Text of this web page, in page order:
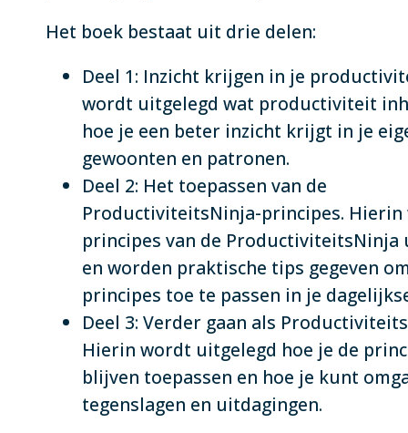
Het boek bestaat uit drie delen:
Deel 1: Inzicht krijgen in je
wordt uitgelegd wat productiviteit
hoe je een beter inzicht krijgt in je
gewoonten en patronen.
Deel 2: Het toepassen van de
ProductiviteitsNinja-principes. Hierin
principes van de ProductiviteitsNinja
en worden praktische tips gegeven
principes toe te passen in je
Deel 3: Verder gaan als
Hierin wordt uitgelegd hoe je de
blijven toepassen en hoe je kunt
tegenslagen en uitdagingen.